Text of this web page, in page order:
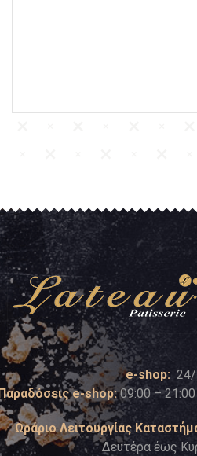
e-shop:
e-shop:09:00 –
Ωράριο Λειτουργίας
Δευτέρα έως